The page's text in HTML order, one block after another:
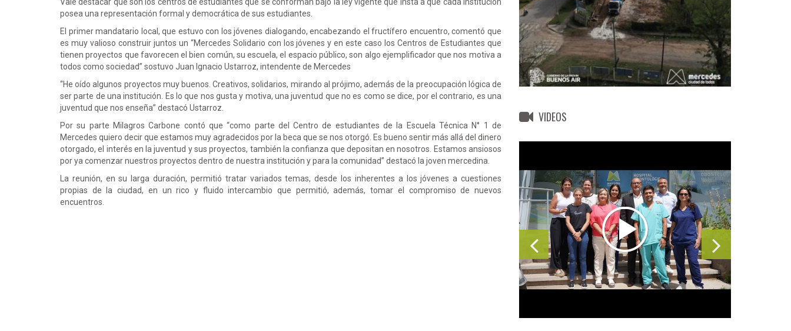
posea una representación formal y democrática de sus estudiantes.
El primer mandatario local, que estuvo con los jóvenes dialogando, encabezando el fructífero encuentro, comentó que
es muy valioso construir juntos un “Mercedes Solidario con los jóvenes y en este caso los Centros de Estudiantes que
tienen proyectos que favorecen el bien común, su escuela, el espacio público, son algo ejemplificador que nos motiva a
todos como sociedad” sostuvo Juan Ignacio Ustarroz, intendente de Mercedes
“He oído algunos proyectos muy buenos. Creativos, solidarios, mirando al prójimo, además de la preocupación lógica de
ser parte de una institución. Es lo que nos gusta y motiva, una juventud que no es como se dice, por el contrario, es una
juventud que nos enseña” destacó Ustarroz.
Por su parte Milagros Carbone contó que “como parte del Centro de estudiantes de la Escuela Técnica N° 1 de
Mercedes quiero decir que estamos muy agradecidos por la beca que se nos otorgó. Es bueno sentir más allá del dinero
otorgado, el interés en la juventud y sus proyectos, también la confianza que depositan en nosotros. Estamos ansiosos
por ya comenzar nuestros proyectos dentro de nuestra institución y para la comunidad” destacó la joven mercedina.
La reunión, en su larga duración, permitió tratar variados temas, desde los inherentes a los jóvenes a cuestiones
propias de la ciudad, en un rico y fluido intercambio que permitió, además, tomar el compromiso de nuevos
encuentros.
VIDEOS